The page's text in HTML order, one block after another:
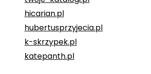
hicarian.pl
hubertusprzyjecia.pl
k-skrzypek.pl
katepanth.pl